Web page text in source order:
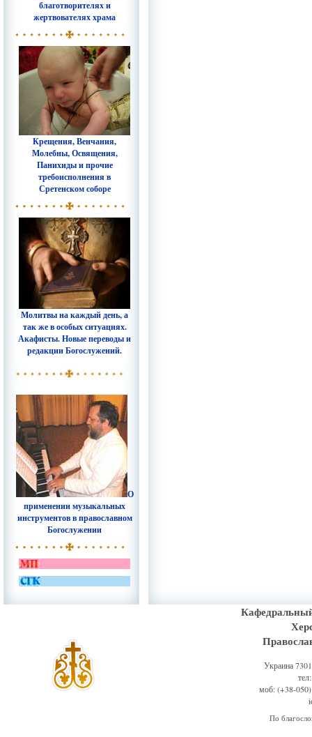
благотворителях и
жертвователях храма
Крещения, Венчания,
Молебны, Освящения,
Панихиды и прочие
требоисполнения в
Сретенском соборе
Молитвы на каждый день, а
так же в особых ситуациях.
Акафисты. Новые переводы и
редакции Богослужений.
О
применении музыкальных
инструментов в православном
Богослужении
Украина
моб: (+38-
По